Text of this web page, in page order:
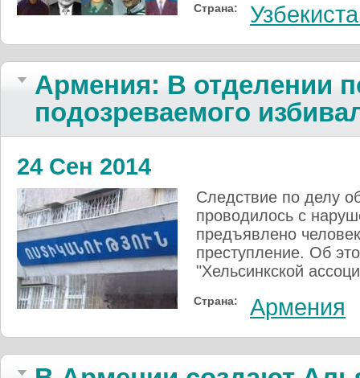
Страна:
Армения: В отделении
подозреваемого
24 Сен 2014
Следствие по делу
проводилось с
предъявлено
преступление. Об
"Хельсинкской
Страна: Армения